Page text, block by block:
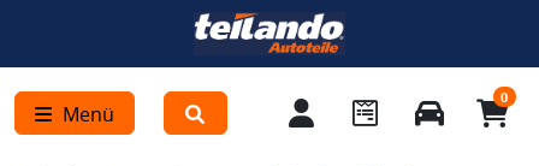
Menü
0